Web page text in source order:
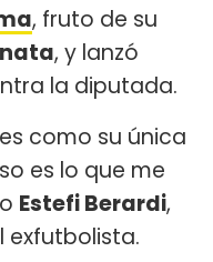
, fruto de su
, y lanzó
la diputada.
como su única
es lo que me
Estefi Berardi,
exfutbolista.